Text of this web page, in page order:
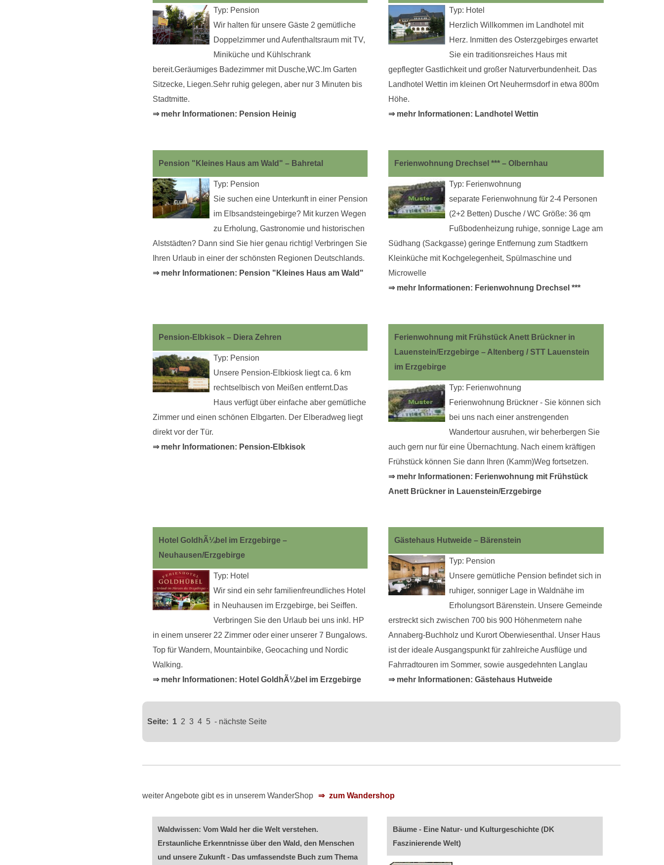
Typ: Pension
Wir halten für unsere Gäste 2 gemütliche
Doppelzimmer und Aufenthaltsraum mit TV,
Miniküche und Kühlschrank
bereit.Geräumiges Badezimmer mit Dusche,WC.Im Garten
Sitzecke, Liegen.Sehr ruhig gelegen, aber nur 3 Minuten bis
Stadtmitte.
⇒ mehr Informationen: Pension Heinig
Typ: Hotel
Herzlich Willkommen im Landhotel mit
Herz. Inmitten des Osterzgebirges erwartet
Sie ein traditionsreiches Haus mit
gepflegter Gastlichkeit und großer Naturverbundenheit. Das
Landhotel Wettin im kleinen Ort Neuhermsdorf in etwa 800m
Höhe.
⇒ mehr Informationen: Landhotel Wettin
Pension "Kleines Haus am Wald" – Bahretal
Typ: Pension
Sie suchen eine Unterkunft in einer Pension
im Elbsandsteingebirge? Mit kurzen Wegen
zu Erholung, Gastronomie und historischen
Alststädten? Dann sind Sie hier genau richtig! Verbringen Sie
Ihren Urlaub in einer der schönsten Regionen Deutschlands.
⇒ mehr Informationen: Pension "Kleines Haus am Wald"
Ferienwohnung Drechsel *** – Olbernhau
Typ: Ferienwohnung
separate Ferienwohnung für 2-4 Personen
(2+2 Betten) Dusche / WC Größe: 36 qm
Fußbodenheizung ruhige, sonnige Lage am
Südhang (Sackgasse) geringe Entfernung zum Stadtkern
Kleinküche mit Kochgelegenheit, Spülmaschine und
Microwelle
⇒ mehr Informationen: Ferienwohnung Drechsel ***
Pension-Elbkisok – Diera Zehren
Typ: Pension
Unsere Pension-Elbkiosk liegt ca. 6 km
rechtselbisch von Meißen entfernt.Das
Haus verfügt über einfache aber gemütliche
Zimmer und einen schönen Elbgarten. Der Elberadweg liegt
direkt vor der Tür.
⇒ mehr Informationen: Pension-Elbkisok
Ferienwohnung mit Frühstück Anett Brückner in
Lauenstein/Erzgebirge – Altenberg / STT Lauenstein
im Erzgebirge
Typ: Ferienwohnung
Ferienwohnung Brückner - Sie können sich
bei uns nach einer anstrengenden
Wandertour ausruhen, wir beherbergen Sie
auch gern nur für eine Übernachtung. Nach einem kräftigen
Frühstück können Sie dann Ihren (Kamm)Weg fortsetzen.
⇒ mehr Informationen: Ferienwohnung mit Frühstück
Anett Brückner in Lauenstein/Erzgebirge
Hotel GoldhÃ¼bel im Erzgebirge –
Neuhausen/Erzgebirge
Typ: Hotel
Wir sind ein sehr familienfreundliches Hotel
in Neuhausen im Erzgebirge, bei Seiffen.
Verbringen Sie den Urlaub bei uns inkl. HP
in einem unserer 22 Zimmer oder einer unserer 7 Bungalows.
Top für Wandern, Mountainbike, Geocaching und Nordic
Walking.
⇒ mehr Informationen: Hotel GoldhÃ¼bel im Erzgebirge
Gästehaus Hutweide – Bärenstein
Typ: Pension
Unsere gemütliche Pension befindet sich in
ruhiger, sonniger Lage in Waldnähe im
Erholungsort Bärenstein. Unsere Gemeinde
erstreckt sich zwischen 700 bis 900 Höhenmetern nahe
Annaberg-Buchholz und Kurort Oberwiesenthal. Unser Haus
ist der ideale Ausgangspunkt für zahlreiche Ausflüge und
Fahrradtouren im Sommer, sowie ausgedehnten Langlau
⇒ mehr Informationen: Gästehaus Hutweide
Seite: 1 2 3 4 5 - nächste Seite
weiter Angebote gibt es in unserem WanderShop zum Wandershop
Waldwissen: Vom Wald her die Welt verstehen.
Erstaunliche Erkenntnisse über den Wald, den Menschen
und unsere Zukunft - Das umfassendste Buch zum Thema
Bäume - Eine Natur- und Kulturgeschichte (DK
Faszinierende Welt)